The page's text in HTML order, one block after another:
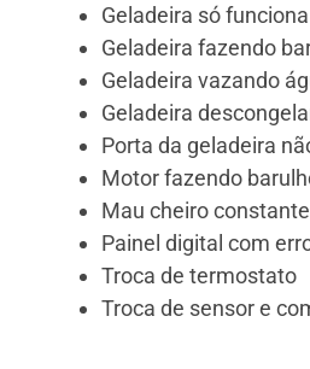
Geladeira só
Geladeira fazendo
Geladeira vazando
Geladeira
Porta da geladeira
Motor fazendo
Mau cheiro constante
Painel digital com
Troca de termostato
Troca de sensor e